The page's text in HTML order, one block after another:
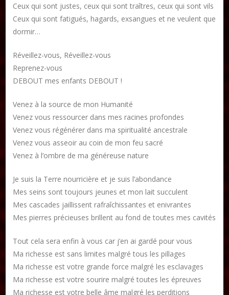
Ceux qui sont justes, ceux qui sont traîtres, ceux qui sont vils
Ceux qui sont fatigués, hagards, exsangues et ne veulent que
dormir…
Réveillez-vous, Réveillez-vous
Reprenez-vous
DEBOUT mes enfants DEBOUT !
Venez à la source de mon Humanité
Venez vous ressourcer dans mes racines profondes
Venez vous régénérer dans ma spiritualité ancestrale
Venez vous asseoir au coin de mon feu sacré
Venez à l’ombre de ma généreuse nature
Je suis la Terre nourricière et je suis l’abondance
Mes seins sont toujours jeunes et mon lait succulent
Mes cascades jaillissent rafraîchissantes et enivrantes
Mes pierres précieuses brillent au fond de toutes mes cavités
Tout cela sera enfin à vous car j’en ai gardé pour vous
Ma richesse est sans limites malgré tous les pillages
Ma richesse est votre grande force malgré les esclavages
Ma richesse est votre sourire malgré toutes les épreuves
Ma richesse est votre belle âme malgré les perditions